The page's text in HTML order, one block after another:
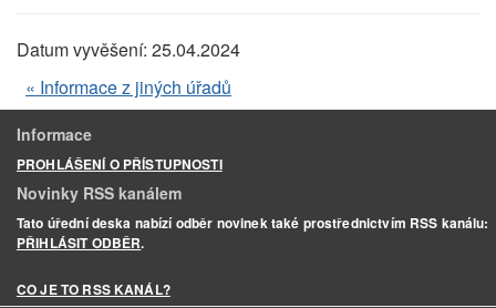
Datum vyvěšení: 25.04.2024
« Informace z jiných úřadů
Informace
PROHLÁŠENÍ O PŘÍSTUPNOSTI
Novinky RSS kanálem
Tato úřední deska nabízí odběr novinek také prostřednictvím RSS kanálu:
PŘIHLÁSIT ODBĚR.
CO JE TO RSS KANÁL?